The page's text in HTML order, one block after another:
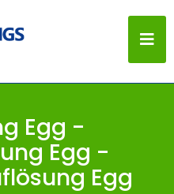
Egg -
Egg -
Egg